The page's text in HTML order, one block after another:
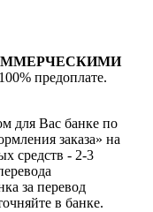
предоплате.
для Вас банке по
заказа» на
средств - 2-3
за перевод
в банке.